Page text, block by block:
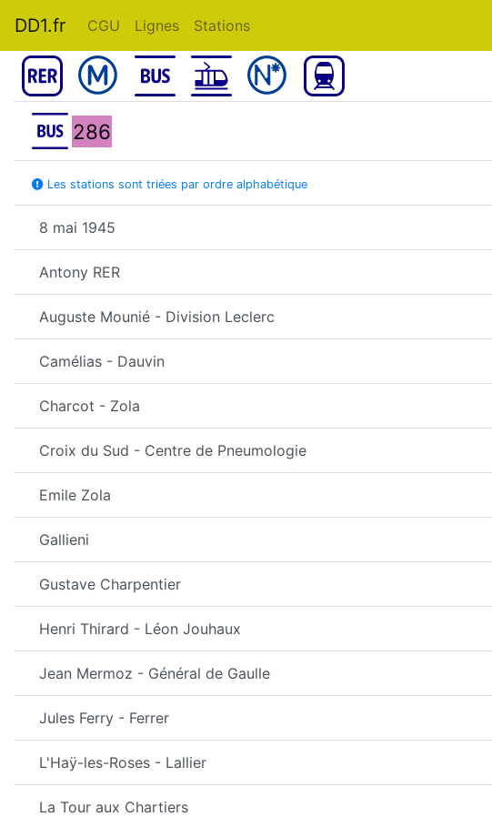
DD1.fr CGU Lignes Stations
286
Les stations sont triées par ordre alphabétique
8 mai 1945
Antony RER
Auguste Mounié - Division Leclerc
Camélias - Dauvin
Charcot - Zola
Croix du Sud - Centre de Pneumologie
Emile Zola
Gallieni
Gustave Charpentier
Henri Thirard - Léon Jouhaux
Jean Mermoz - Général de Gaulle
Jules Ferry - Ferrer
L'Haÿ-les-Roses - Lallier
La Tour aux Chartiers